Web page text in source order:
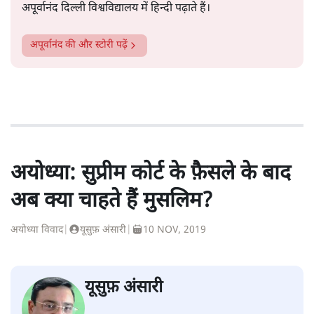
अपूर्वानंद दिल्ली विश्वविद्यालय में हिन्दी पढ़ाते हैं।
अपूर्वानंदकी और स्टोरी पढ़ें
अयोध्या: सुप्रीम कोर्ट के फ़ैसले के बाद
अब क्या चाहते हैं मुसलिम?
अयोध्या विवाद| यूसुफ़ अंसारी 10 NOV, 2019